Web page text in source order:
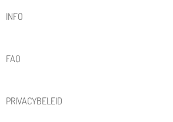
INFO
FAQ
PRIVACYBELEID